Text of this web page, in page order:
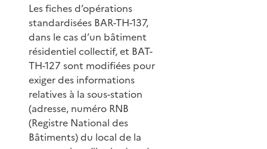
Les fiches d’opérations
standardisées BAR-TH-137,
dans le cas d’un bâtiment
résidentiel collectif, et BAT-
TH-127 sont modifiées pour
exiger des informations
relatives à la sous-station
(adresse, numéro RNB
(Registre National des
Bâtiments) du local de la